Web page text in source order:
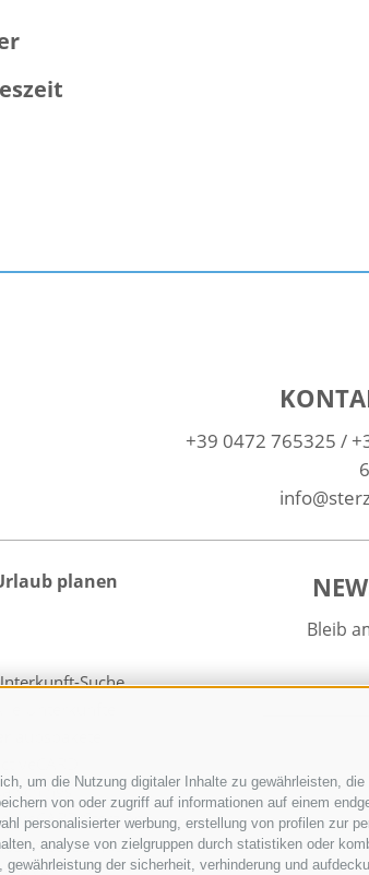
um die Nutzung digitaler Inhalte zu gewährleisten,
von oder zugriff auf informationen auf einem
personalisierter werbung, erstellung von profilen zur
analyse von zielgruppen durch statistiken oder
der sicherheit, verhinderung und
+39 0472 765325 /
planen
Suche
Sterzing
CARD
Bleib